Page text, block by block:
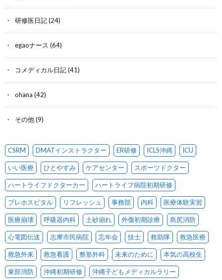
研修医日記(24)
egaoナース (64)
コメディカル日記(41)
ohana (42)
その他(9)
CSRM DMATインストラクター ER研修 ICLS沖縄 ICU
いい医療 ひとやすみ ケアセンター スポーツドクター
ハートライフドクターカー ハートライフ病院初期研修
プレホスピタル リフレッシュ 事務部 内科 医療体験実習
医療崩壊 呼吸器内科 土砂崩れ 外傷初期診療 島尻消防
心電図伝送 志摩市民病院 忘年会 技士 救助隊 救急医療
救急外来 救急看護 整形外科 未来のために 本気の高校生
東部消防 沖縄初期研修 沖縄子どもメディカルラリー